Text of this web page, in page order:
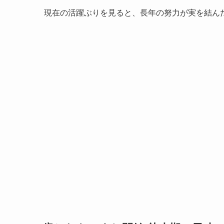
現在の活躍ぶりを見ると、長年の努力が実を結ん